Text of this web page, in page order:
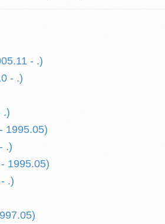
- .)
- .)
.)
1995.05)
.)
1995.05)
.)